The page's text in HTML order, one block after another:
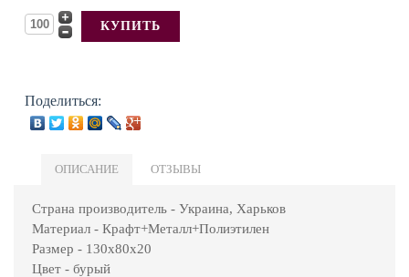
Поделиться:
ОПИСАНИЕ ОТЗЫВЫ
Страна производитель - Украина, Харьков
Материал - Крафт+Металл+Полиэтилен
Размер - 130х80х20
Цвет - бурый